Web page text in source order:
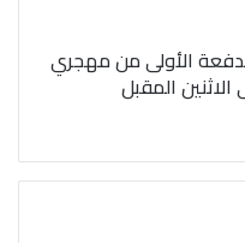
الأولى من مهجري
المقبل